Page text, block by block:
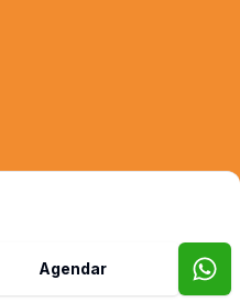
Agendar
Loft